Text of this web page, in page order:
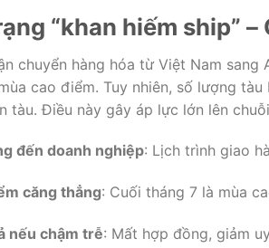
“khan hiếm ship”
chuyển hàng hóa từ Việt Nam
cao điểm. Tuy nhiên, số lượng
tàu. Điều này gây áp lực lớn lên
đến doanh nghiệp: Lịch trình giao
căng thẳng: Cuối tháng 7 là mùa
nếu chậm trễ: Mất hợp đồng, giảm